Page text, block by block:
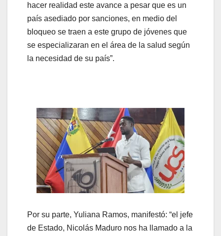
hacer realidad este avance a pesar que es un
país asediado por sanciones, en medio del
bloqueo se traen a este grupo de jóvenes que
se especializaran en el área de la salud según
la necesidad de su país”.
Por su parte, Yuliana Ramos, manifestó: “el jefe
de Estado, Nicolás Maduro nos ha llamado a la